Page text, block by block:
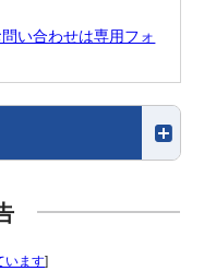
い合わせは専用フォ
います]